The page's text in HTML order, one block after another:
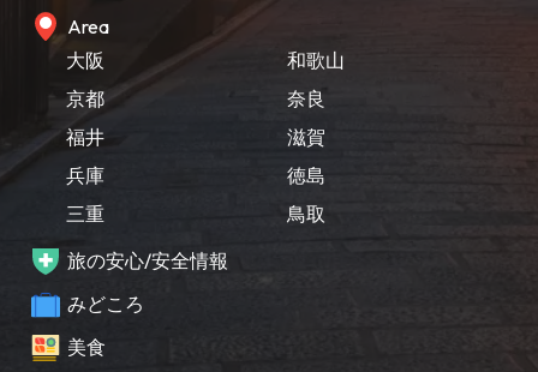
Area
大阪
京都
福井
兵庫
三重
和歌山
奈良
滋賀
徳島
鳥取
旅の安心/安全情報
みどころ
美食